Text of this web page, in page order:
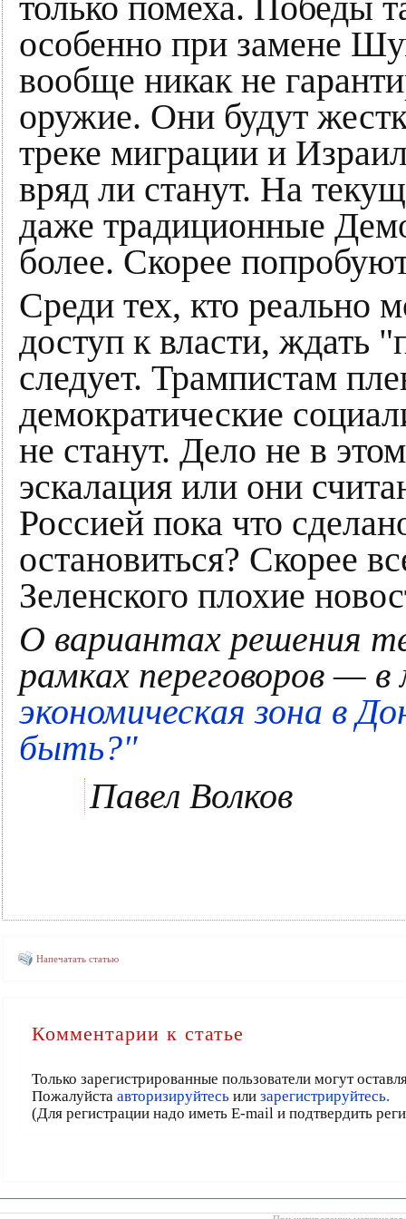
только помеха. Победы
особенно при замене
вообще никак не
оружие. Они будут
треке миграции и
вряд ли станут. На
даже традиционные
более. Скорее
Среди тех, кто реально
доступ к власти,
следует. Трампистам
демократические
не станут. Дело не в
эскалация или они
Россией пока что
остановиться? Скорее
Зеленского плохие
О вариантах решения
рамках переговоров —
экономическая зона в
быть?"
Павел Волков
Напечатать статью
Комментарии к статье
Только зарегистрированные пользователи могут
Пожалуйста авторизируйтесьили зарегистрируйтесь.
(Для регистрации надо иметь E-mail и подтвердить